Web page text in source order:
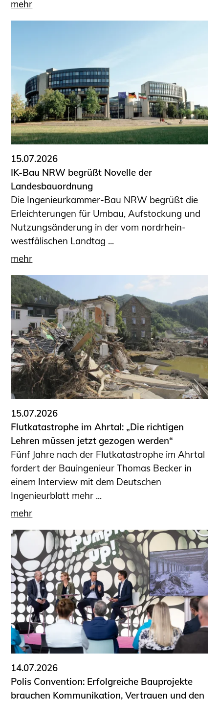
mehr
15.07.2026
IK-Bau NRW begrüßt Novelle der
Landesbauordnung
Die Ingenieurkammer-Bau NRW begrüßt die
Erleichterungen für Umbau, Aufstockung und
Nutzungsänderung in der vom nordrhein-
westfälischen Landtag ...
mehr
15.07.2026
Flutkatastrophe im Ahrtal: „Die richtigen
Lehren müssen jetzt gezogen werden“
Fünf Jahre nach der Flutkatastrophe im Ahrtal
fordert der Bauingenieur Thomas Becker in
einem Interview mit dem Deutschen
Ingenieurblatt mehr ...
mehr
14.07.2026
Polis Convention: Erfolgreiche Bauprojekte
brauchen Kommunikation, Vertrauen und den